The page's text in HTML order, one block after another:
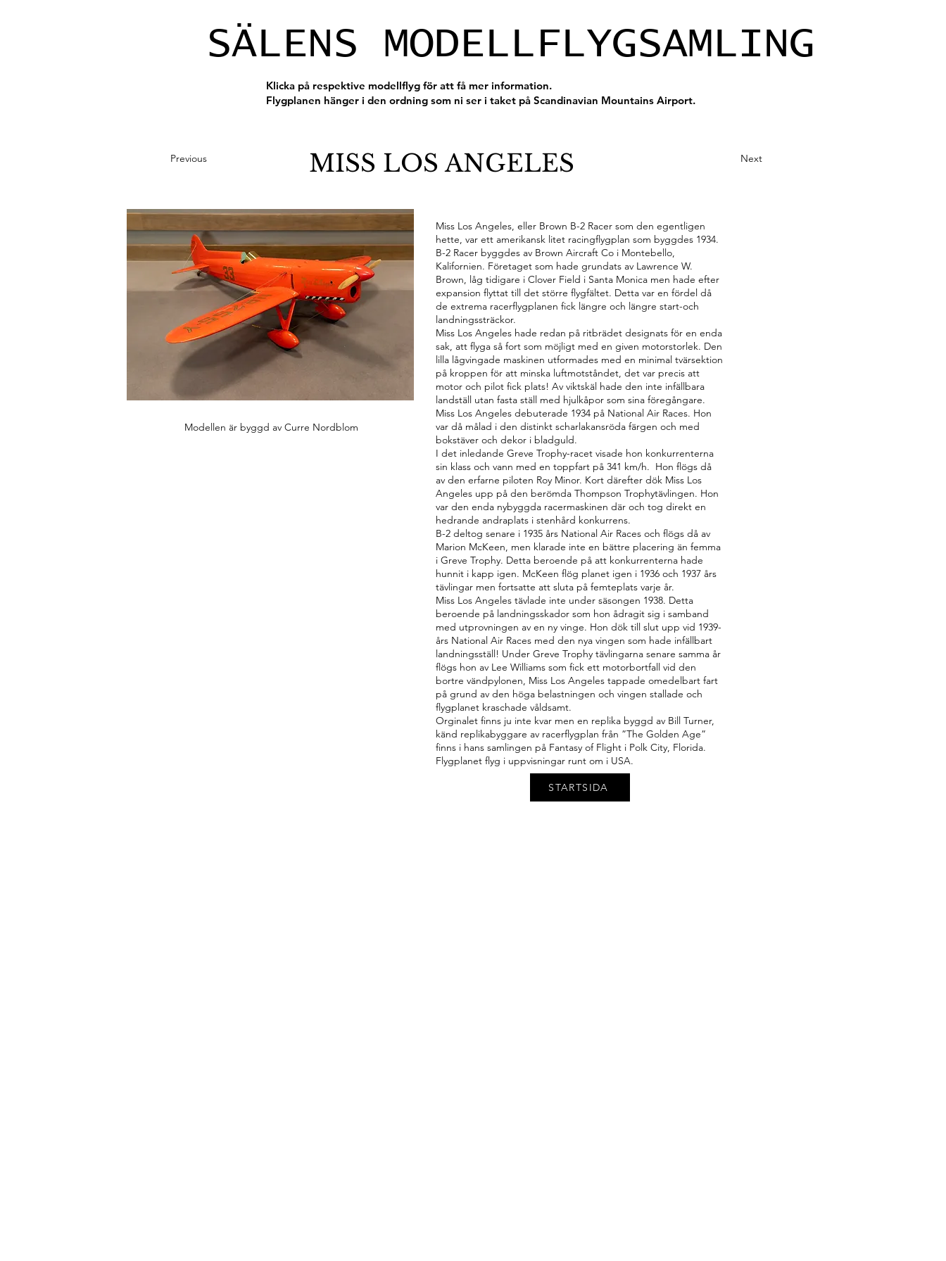
SÄLENS MODELLFLYGSAMLING
Klicka på respektive modellflyg för att få mer information.
Flygplanen hänger i den ordning som ni ser i taket på Scandinavian Mountains Airport.
Previous MISS LOS ANGELES
Modellen är byggd av Curre Nordblom
Miss Los Angeles, eller Brown B-2 Racer som den egentligen
hette, var ett amerikansk litet racingflygplan som byggdes 1934.
B-2 Racer byggdes av Brown Aircraft Co i Montebello,
Kalifornien. Företaget som hade grundats av Lawrence W.
Brown, låg tidigare i Clover Field i Santa Monica men hade efter
expansion flyttat till det större flygfältet. Detta var en fördel då
de extrema racerflygplanen fick längre och längre start-och
landningssträckor.
Miss Los Angeles hade redan på ritbrädet designats för en enda
sak, att flyga så fort som möjligt med en given motorstorlek. Den
lilla lågvingade maskinen utformades med en minimal tvärsektion
på kroppen för att minska luftmotståndet, det var precis att
motor och pilot fick plats! Av viktskäl hade den inte infällbara
landställ utan fasta ställ med hjulkåpor som sina föregångare.
Miss Los Angeles debuterade 1934 på National Air Races. Hon
var då målad i den distinkt scharlakansröda färgen och med
bokstäver och dekor i bladguld.
I det inledande Greve Trophy-racet visade hon konkurrenterna
sin klass och vann med en toppfart på 341 km/h. Hon flögs då
av den erfarne piloten Roy Minor. Kort därefter dök Miss Los
Angeles upp på den berömda Thompson Trophytävlingen. Hon
var den enda nybyggda racermaskinen där och tog direkt en
hedrande andraplats i stenhård konkurrens.
B-2 deltog senare i 1935 års National Air Races och flögs då av
Marion McKeen, men klarade inte en bättre placering än femma
i Greve Trophy. Detta beroende på att konkurrenterna hade
hunnit i kapp igen. McKeen flög planet igen i 1936 och 1937 års
tävlingar men fortsatte att sluta på femteplats varje år.
Miss Los Angeles tävlade inte under säsongen 1938. Detta
beroende på landningsskador som hon ådragit sig i samband
med utprovningen av en ny vinge. Hon dök till slut upp vid 1939-
års National Air Races med den nya vingen som hade infällbart
landningsställ! Under Greve Trophy tävlingarna senare samma år
flögs hon av Lee Williams som fick ett motorbortfall vid den
bortre vändpylonen, Miss Los Angeles tappade omedelbart fart
på grund av den höga belastningen och vingen stallade och
flygplanet kraschade våldsamt.
Orginalet finns ju inte kvar men en replika byggd av Bill Turner,
känd replikabyggare av racerflygplan från ”The Golden Age”
finns i hans samlingen på Fantasy of Flight i Polk City, Florida.
Flygplanet flyg i uppvisningar runt om i USA.
Next
STARTSIDA